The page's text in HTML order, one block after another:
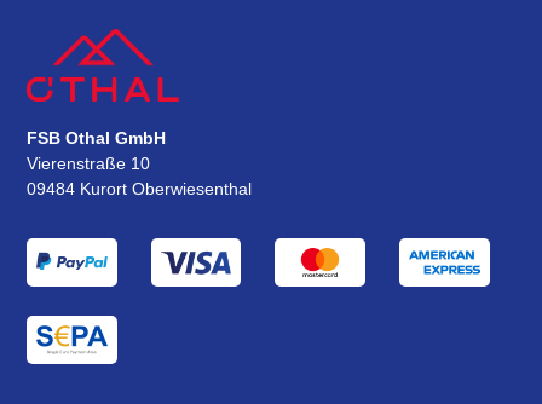
FSB Othal GmbH
Vierenstraße 10
09484 Kurort Oberwiesenthal